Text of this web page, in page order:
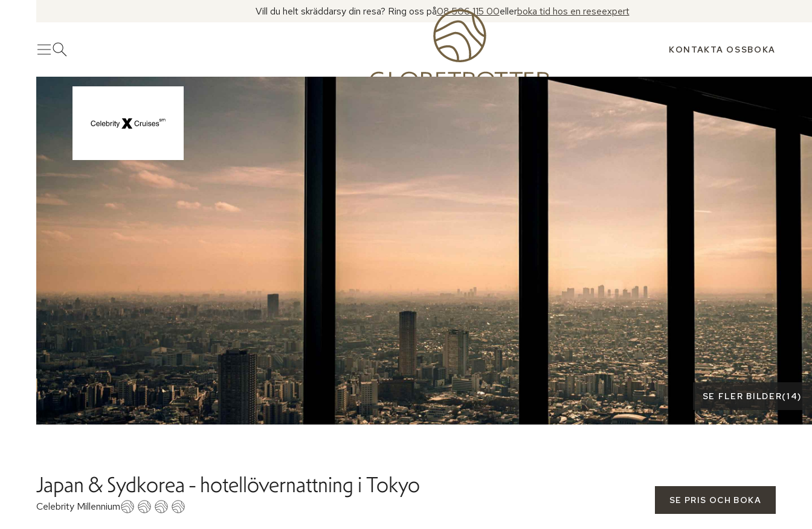
Vill du helt skräddarsy din resa? Ring oss på08 506 115 00ellerboka tid hos en reseexpert
MenyÖppna sök KONTAKTA OSSBOKA
SE FLER BILDER(14)
Japan & Sydkorea - hotellövernattning i Tokyo
Celebrity Millennium
SE PRIS OCH BOKA